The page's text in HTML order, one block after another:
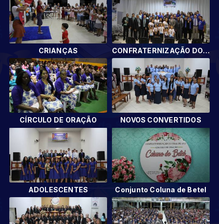
CRIANÇAS CONFRATERNIZAÇÃO DOS DEPARTAMENTOS
CÍRCULO DE ORAÇÃO NOVOS CONVERTIDOS
ADOLESCENTES Conjunto Coluna de Betel